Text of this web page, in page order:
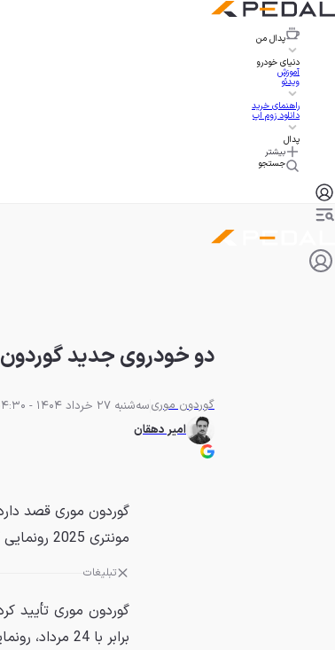
پدال من
دنیای خودرو
آموزش
ویدئو
راهنمای خرید
دانلود زوم اپ
پدال
بیشتر
جستجو
دو خودروی جدید
گوردون موریسه‌شنبه 27 خرداد 1404 - 04:30
امیر دهقان
مونتری 2025 رونمایی کند.
تبلیغات